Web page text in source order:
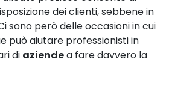
dei clienti, sebbene in
sono però delle occasioni in cui
può aiutare professionisti in
di aziendea fare davvero la